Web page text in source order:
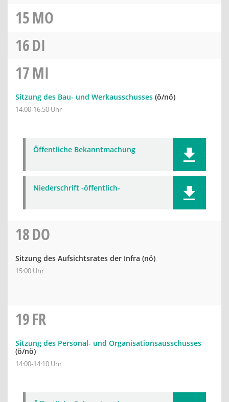
15MO
16DI
17MI
Sitzung des Bau- und Werkausschusses (ö/nö)
14:00-16:50 Uhr
Öffentliche Bekanntmachung
Niederschrift -öffentlich-
18DO
Sitzung des Aufsichtsrates der Infra (nö)
15:00 Uhr
19FR
Sitzung des Personal- und Organisationsausschusses
(ö/nö)
14:00-14:10 Uhr